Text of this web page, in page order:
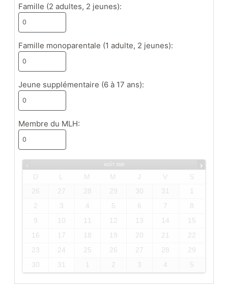
Famille (2 adultes, 2 jeunes):
Famille monoparentale (1 adulte, 2 jeunes):
Jeune supplémentaire (6 à 17 ans):
Membre du MLH:
AOÛT 2026
D M M J V
S
26
27 28 29 30 31
1
2
3 4 5 6 7
8
9
10 11 12 13 14
15
16
17 18 19 20 21
22
23
24 25 26 27 28
29
30
31 2 3 4 5